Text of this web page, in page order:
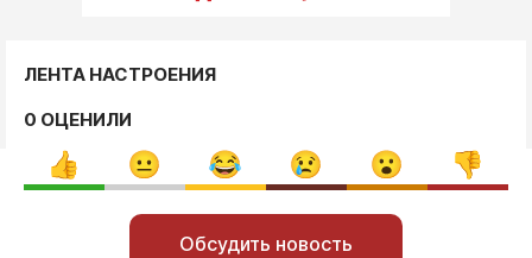
ЛЕНТА НАСТРОЕНИЯ
0 ОЦЕНИЛИ
Обсудить новость